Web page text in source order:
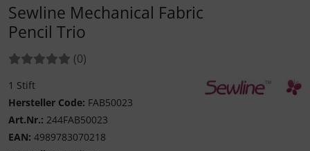
Springe zum Button für Einstellungen
Springe zu den allgemeinen Informationen
Sewline Mechanical Fabric
Pencil Trio
Bewertungen:
(0Bewertungen
)
1 Stift
Hersteller Code: FAB50023
Art.Nr.: 244FAB50023
EAN: 4989783070218